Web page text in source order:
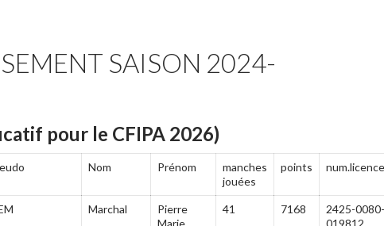
SAISON 2024-
pour le CFIPA 2026)
Nom Prénom
manches
jouées
points num.licence
Marchal
Pierre
Marie
41 7168
2425-0080-
019812